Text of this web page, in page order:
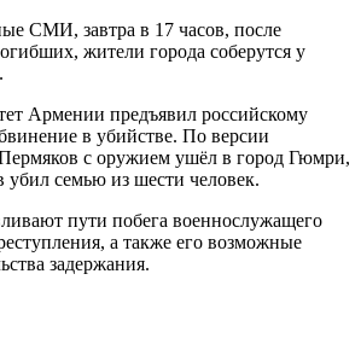
СМИ, завтра в 17 часов, после
жители города соберутся у
Армении предъявил российскому
в убийстве. По версии
с оружием ушёл в город Гюмри,
убил семью из шести человек.
пути побега военнослужащего
а также его возможные
задержания.